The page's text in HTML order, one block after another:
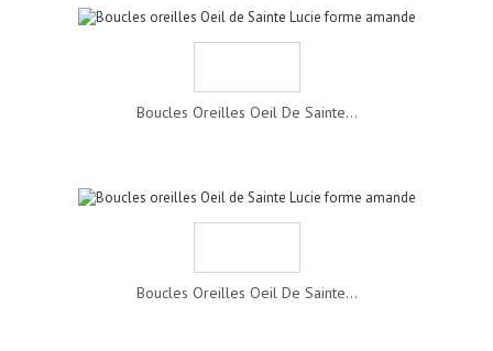
Boucles Oreilles Oeil De Sainte...
Boucles Oreilles Oeil De Sainte...